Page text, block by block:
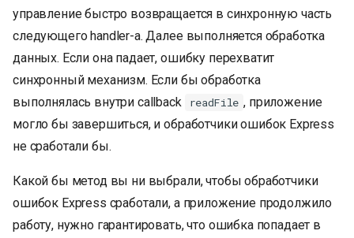
управление быстро возвращается в синхронную часть
следующего handler-а. Далее выполняется обработка
данных. Если она падает, ошибку перехватит
синхронный механизм. Если бы обработка
выполнялась внутри callback
readFile , приложение
могло бы завершиться, и обработчики ошибок Express
не сработали бы.
Какой бы метод вы ни выбрали, чтобы обработчики
ошибок Express сработали, а приложение продолжило
работу, нужно гарантировать, что ошибка попадает в